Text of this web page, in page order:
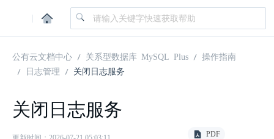
|
公有云文档中心 关系型数据库 MySQL Plus
操作指南
日志管理
关闭日志服务
关闭日志服务
PDF